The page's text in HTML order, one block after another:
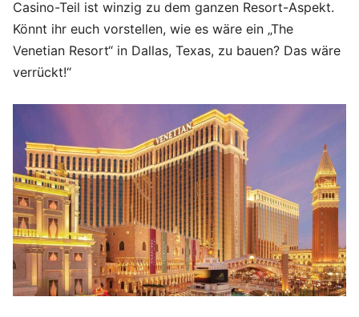
Casino-Teil ist winzig zu dem ganzen Resort-Aspekt.
Könnt ihr euch vorstellen, wie es wäre ein „The
Venetian Resort“ in Dallas, Texas, zu bauen? Das wäre
verrückt!“